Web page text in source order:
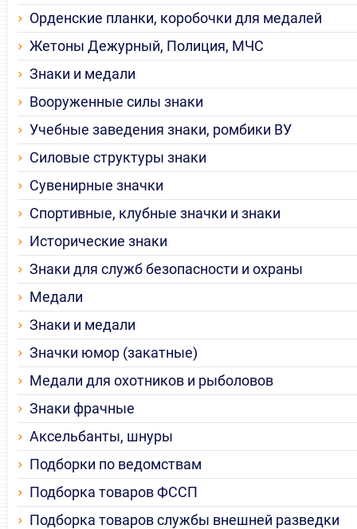
Орденские планки, коробочки для медалей
Жетоны Дежурный, Полиция, МЧС
Знаки и медали
Вооруженные силы знаки
Учебные заведения знаки, ромбики ВУ
Силовые структуры знаки
Сувенирные значки
Спортивные, клубные значки и знаки
Исторические знаки
Знаки для служб безопасности и охраны
Медали
Знаки и медали
Значки юмор (закатные)
Медали для охотников и рыболовов
Знаки фрачные
Аксельбанты, шнуры
Подборки по ведомствам
Подборка товаров ФССП
Подборка товаров службы внешней разведки